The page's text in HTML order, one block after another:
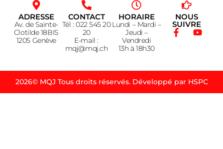
ADRESSE
Av. de Sainte-
Clotilde 18BIS
1205 Genève
CONTACT
Tél : 022 545 20
20
E-mail :
mqj@mqj.ch
HORAIRE
Lundi – Mardi –
Jeudi –
Vendredi
13h à 18h30
NOUS
SUIVRE
2026© MQJ Tous droits réservés. Développé par HSPC